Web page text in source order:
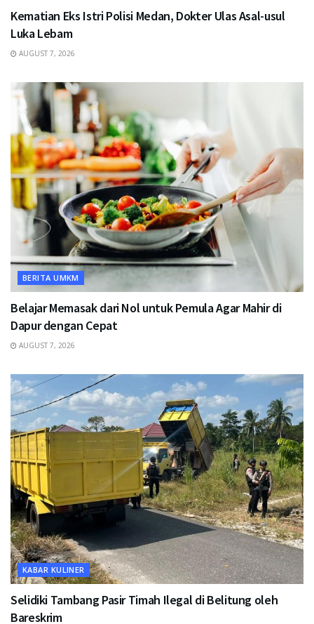
Kematian Eks Istri Polisi Medan, Dokter Ulas Asal-usul
Luka Lebam
AUGUST 7, 2026
BERITA UMKM
Belajar Memasak dari Nol untuk Pemula Agar Mahir di
Dapur dengan Cepat
AUGUST 7, 2026
KABAR KULINER
Selidiki Tambang Pasir Timah Ilegal di Belitung oleh
Bareskrim